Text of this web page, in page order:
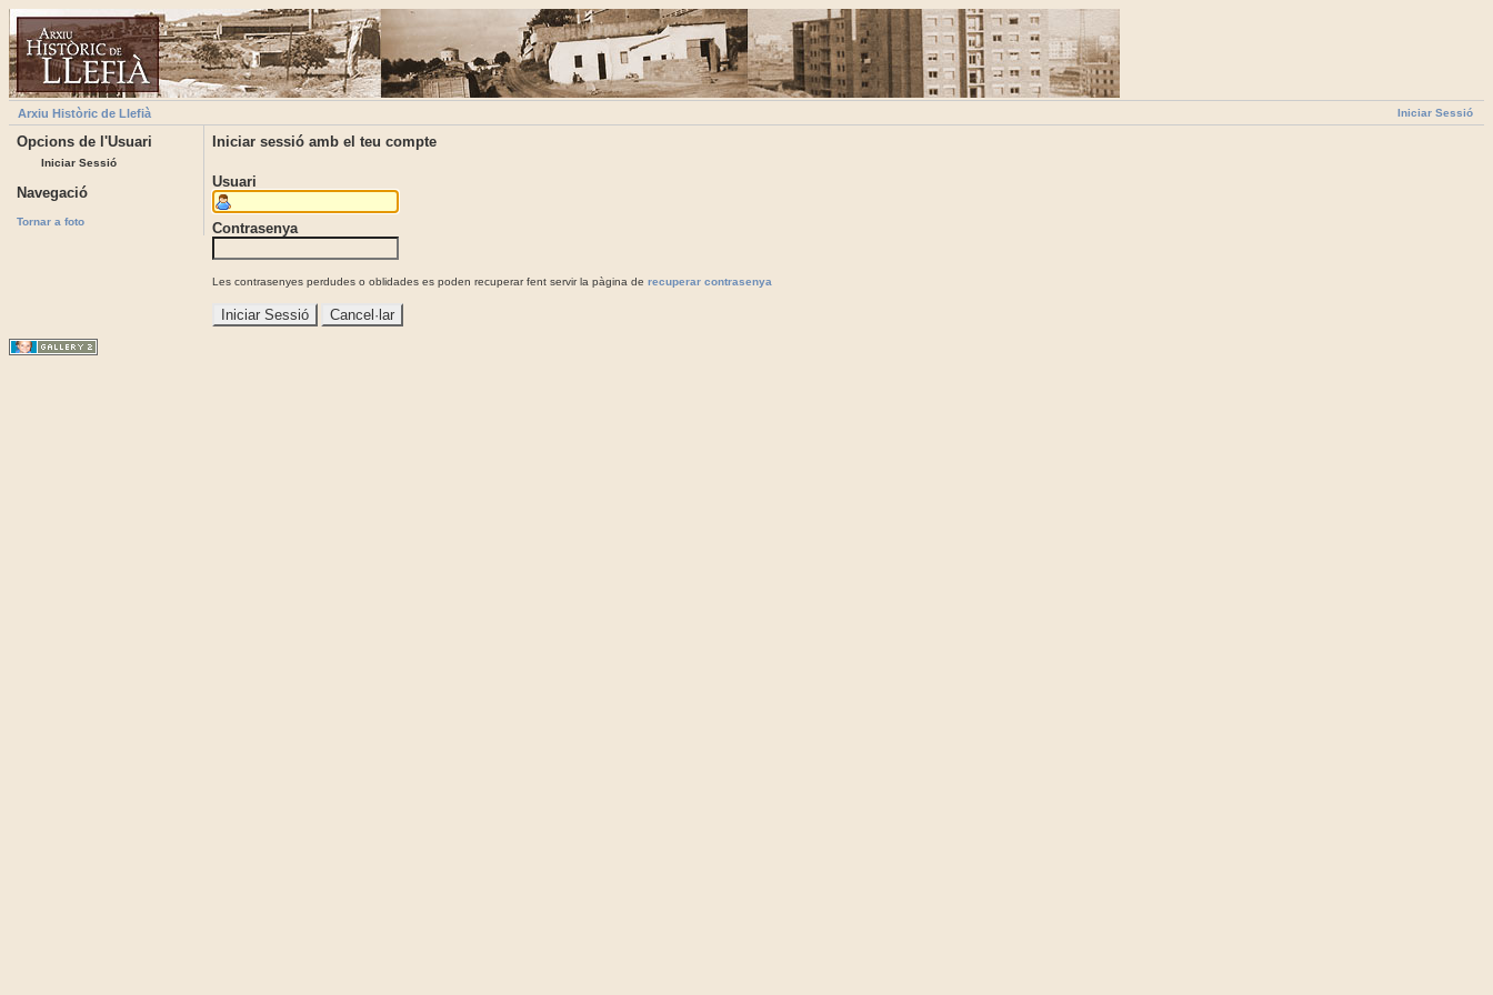
Iniciar Sessió
Arxiu Històric de Llefià
Opcions de l'Usuari
Iniciar Sessió
Navegació
Tornar a foto
Iniciar sessió amb el teu compte
Usuari
Contrasenya
Les contrasenyes perdudes o oblidades es poden recuperar fent servir la pàgina de recuperar contrasenya